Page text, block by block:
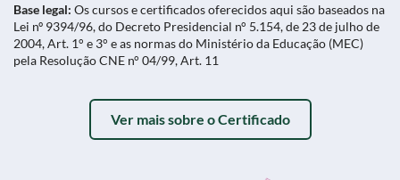
Base legal: Os cursos e certificados oferecidos aqui são baseados na
Lei nº 9394/96, do Decreto Presidencial n° 5.154, de 23 de julho de
2004, Art. 1° e 3° e as normas do Ministério da Educação (MEC)
pela Resolução CNE n° 04/99, Art. 11
Ver mais sobre o Certificado